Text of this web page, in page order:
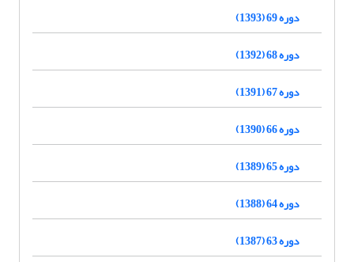
دوره 69 (1393)
دوره 68 (1392)
دوره 67 (1391)
دوره 66 (1390)
دوره 65 (1389)
دوره 64 (1388)
دوره 63 (1387)